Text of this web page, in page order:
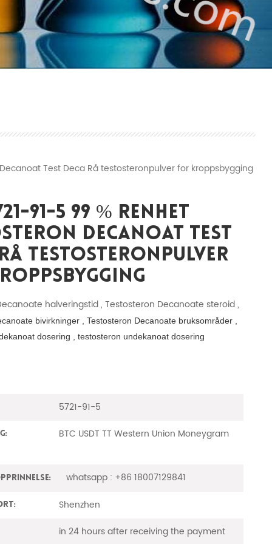
Test Deca Rå testosteronpulver for kroppsbygging
91-5 99 % Renhet
Decanoat Test
Rå Testosteronpulver
halveringstid , Testosteron Decanoate steroid ,
bivirkninger ,Testosteron Decanoate bruksområder ,
dosering , testosteron undekanoat dosering
5721-91-5
BTC USDT TT Western Union Moneygram
whatsapp : +86 18007129841
Shenzhen
in 24 hours after receiving the payment